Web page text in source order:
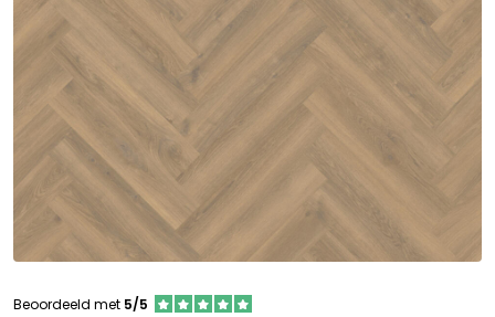
Beoordeeld met 5/5